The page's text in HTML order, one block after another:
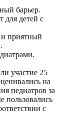
барьер.
для детей с
и приятный
участие 25
на
педиатров за
пользовались
с